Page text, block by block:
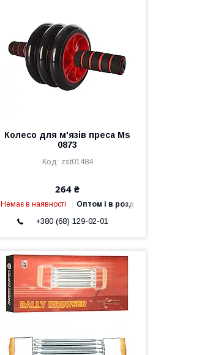
Колесо для м'язів преса Ms
0873
zst01484
264 ₴
Немає в наявності Оптом і в роздріб
+380 (68) 129-02-01